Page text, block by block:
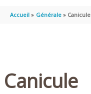
Accueil Générale Canicule
Canicule